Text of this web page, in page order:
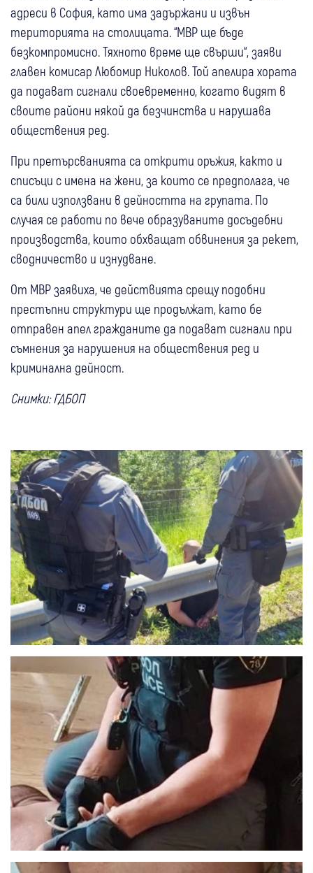
адреси в София, като има задържани и извън
територията на столицата. “МВР ще бъде
безкомпромисно. Тяхното време ще свърши“, заяви
главен комисар Любомир Николов. Той апелира хората
да подават сигнали своевременно, когато видят в
своите райони някой да безчинства и нарушава
обществения ред.
При претърсванията са открити оръжия, както и
списъци с имена на жени, за които се предполага, че
са били използвани в дейността на групата. По
случая се работи по вече образуваните досъдебни
производства, които обхващат обвинения за рекет,
сводничество и изнудване.
От МВР заявиха, че действията срещу подобни
престъпни структури ще продължат, като бе
отправен апел гражданите да подават сигнали при
съмнения за нарушения на обществения ред и
криминална дейност.
Снимки: ГДБОП